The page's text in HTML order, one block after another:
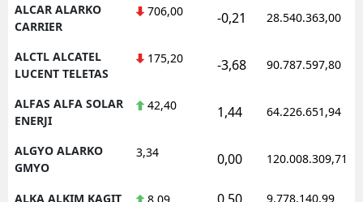
ALCAR ALARKO
CARRIER
706,00 -0,21 28.540.363,00
ALCTL ALCATEL
LUCENT TELETAS
175,20 -3,68 90.787.597,80
ALFAS ALFA SOLAR
ENERJI
42,40 1,44 64.226.651,94
ALGYO ALARKO
GMYO
3,34 0,00 120.008.309,71
ALKA ALKIM KAGIT 8,09 9.778.140,99